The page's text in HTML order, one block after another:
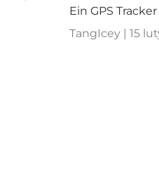
Ein GPS Tracker
TangIcey |15